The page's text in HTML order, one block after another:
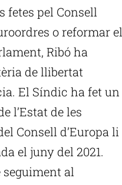
fetes pel Consell
o reformar el
Ribó ha
de llibertat
El Síndic ha fet un
l’Estat de les
Consell d’Europa li
el juny del 2021.
seguiment al